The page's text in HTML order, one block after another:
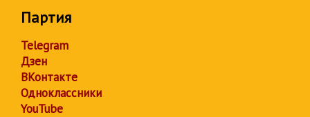
Партия
Telegram
Дзен
ВКонтакте
Одноклассники
YouTube